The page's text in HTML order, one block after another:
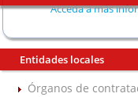
Acceda a más
Entidades locales
Órganos de